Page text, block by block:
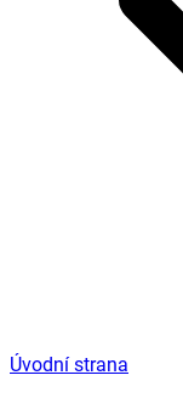
Úvodní strana